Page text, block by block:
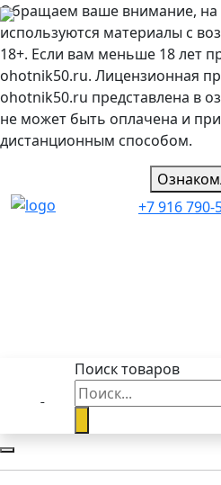
Обращаем ваше внимание, на
используются материалы с
18+. Если вам меньше 18 лет
ohotnik50.ru. Лицензионная
ohotnik50.ru представлена в
не может быть оплачена и
дистанционным способом.
+7 916 790-
Поиск товаров